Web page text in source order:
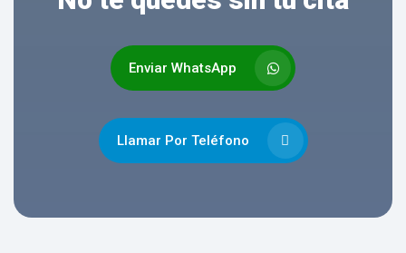
Enviar WhatsApp
Llamar Por Teléfono